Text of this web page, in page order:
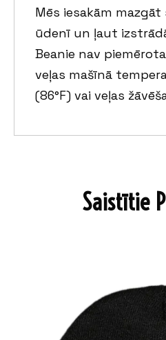
Mēs iesakām
ūdenī un ļaut
Beanie nav
veļas mašīnā
(86°F) vai veļas
Saistītie